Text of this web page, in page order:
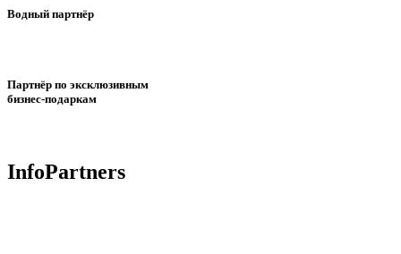
Водный партнёр
Партнёр по эксклюзивным
бизнес-подаркам
InfoPartners